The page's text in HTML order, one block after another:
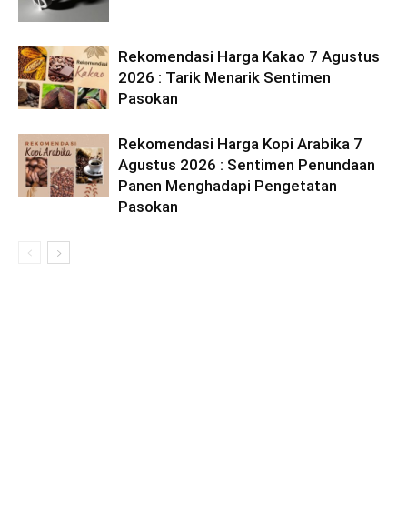
Rekomendasi Harga Kakao 7 Agustus
2026 : Tarik Menarik Sentimen
Pasokan
Rekomendasi Harga Kopi Arabika 7
Agustus 2026 : Sentimen Penundaan
Panen Menghadapi Pengetatan
Pasokan